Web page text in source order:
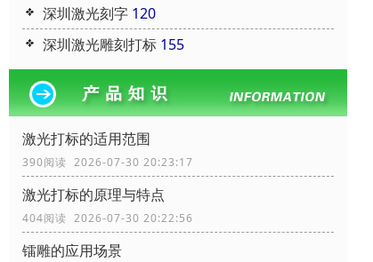
深圳激光刻字 120
深圳激光雕刻打标 155
激光打标的适用范围
390阅读 2026-07-30 20:23:17
激光打标的原理与特点
404阅读 2026-07-30 20:22:56
镭雕的应用场景